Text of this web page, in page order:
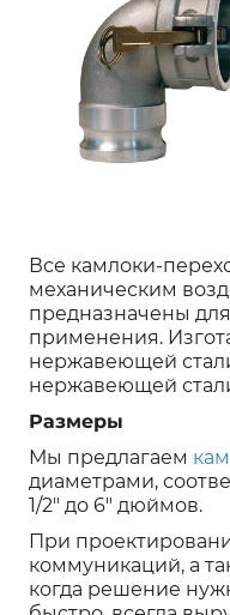
Все камлоки-
механическим
предназначены
применения.
нержавеющей
нержавеющей
Размеры
Мы предлагаем
диаметрами,
1/2" до 6" дюймов.
При
коммуникаций, а
когда решение